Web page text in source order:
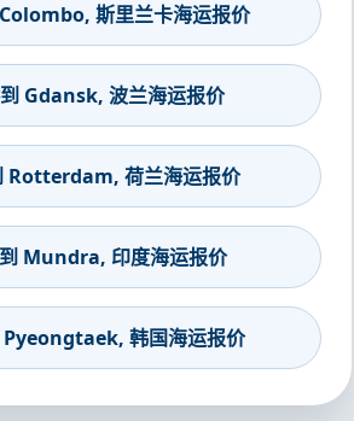
斯里兰卡海运报价
Gdansk, 波兰海运报价
Rotterdam, 荷兰海运报价
Mundra, 印度海运报价
Pyeongtaek, 韩国海运报价